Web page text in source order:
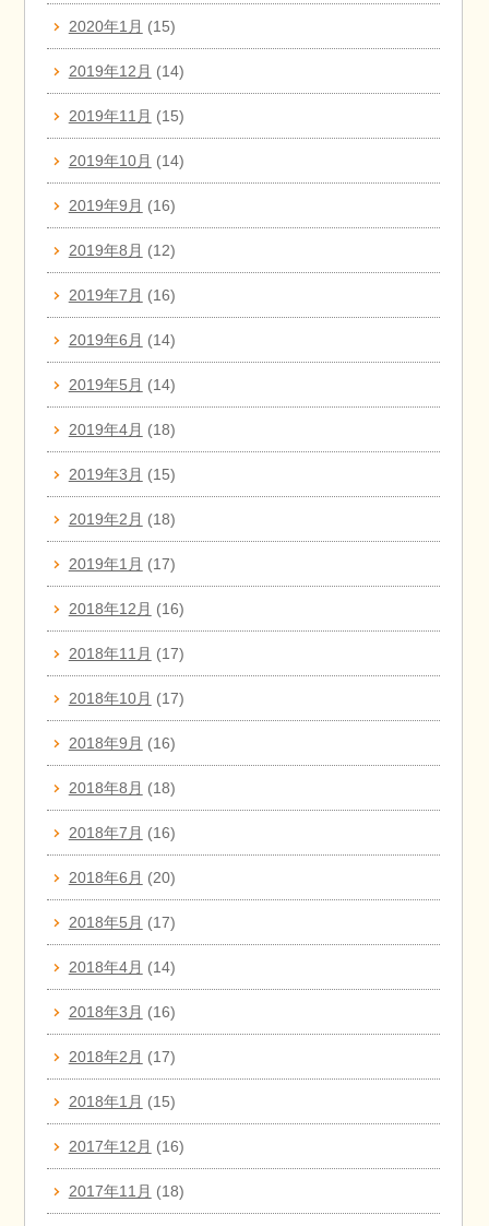
2020年1月 (15)
2019年12月 (14)
2019年11月 (15)
2019年10月 (14)
2019年9月 (16)
2019年8月 (12)
2019年7月 (16)
2019年6月 (14)
2019年5月 (14)
2019年4月 (18)
2019年3月 (15)
2019年2月 (18)
2019年1月 (17)
2018年12月 (16)
2018年11月 (17)
2018年10月 (17)
2018年9月 (16)
2018年8月 (18)
2018年7月 (16)
2018年6月 (20)
2018年5月 (17)
2018年4月 (14)
2018年3月 (16)
2018年2月 (17)
2018年1月 (15)
2017年12月 (16)
2017年11月 (18)